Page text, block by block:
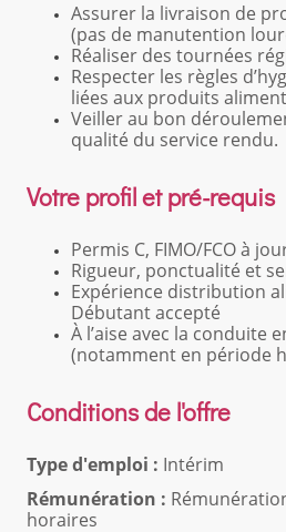
Assurer la livraison de
(pas de manutention
Réaliser des tournées
Respecter les règles
liées aux produits
Veiller au bon
qualité du service rendu.
Votre profil et pré-requis
Permis C, FIMO/FCO à
Rigueur, ponctualité et
Expérience distribution
Débutant accepté
À l’aise avec la conduite
(notamment en période
Conditions de l'offre
Type d'emploi : Intérim
Rémunération :
horaires